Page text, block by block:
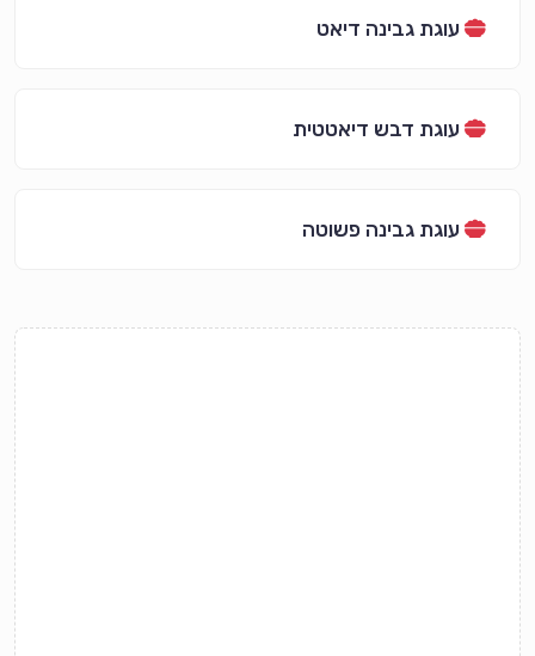
עוגת גבינה דיאט
עוגת דבש דיאטטית
עוגת גבינה פשוטה